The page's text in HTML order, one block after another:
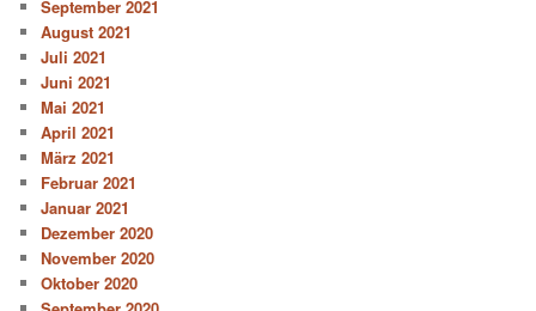
September 2021
August 2021
Juli 2021
Juni 2021
Mai 2021
April 2021
März 2021
Februar 2021
Januar 2021
Dezember 2020
November 2020
Oktober 2020